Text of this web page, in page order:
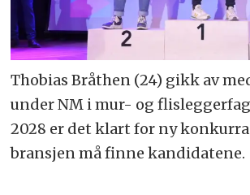
Thobias Bråthen (24) gikk av
under NM i mur- og
2028 er det klart for ny
bransjen må finne kandidatene.